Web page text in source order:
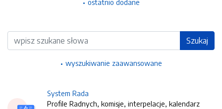
ostatnio dodane
Wyszukiwarka Szukaj
wyszukiwanie zaawansowane
System Rada
Profile Radnych, komisje, interpelacje, kalendarz